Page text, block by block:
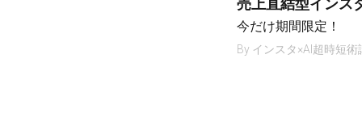
売上直結型インス
今だけ期間限定！
By インスタ×AI超時短術